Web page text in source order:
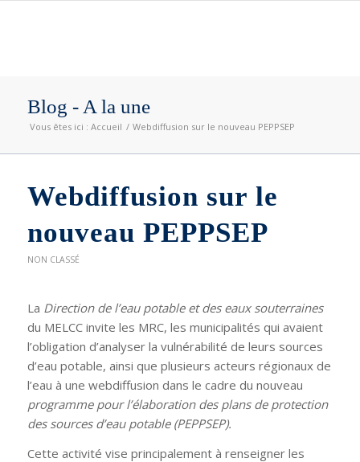
Blog - A la une
Vous êtes ici : Accueil / Webdiffusion sur le nouveau PEPPSEP
Webdiffusion sur le
nouveau PEPPSEP
NON CLASSÉ
La Direction de l’eau potable et des eaux souterraines
du MELCC invite les MRC, les municipalités qui avaient
l’obligation d’analyser la vulnérabilité de leurs sources
d’eau potable, ainsi que plusieurs acteurs régionaux de
l’eau à une webdiffusion dans le cadre du nouveau
programme pour l’élaboration des plans de protection
des sources d’eau potable (PEPPSEP).
Cette activité vise principalement à renseigner les